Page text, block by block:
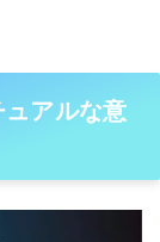
アルな意